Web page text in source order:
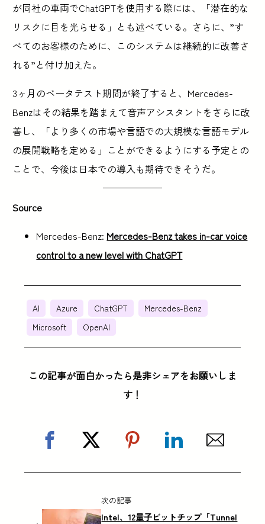
が同社の車両でChatGPTを使用する際には、「潜在的な
リスクに目を光らせる」とも述べている。さらに、”す
べてのお客様のために、このシステムは継続的に改善さ
れる”と付け加えた。
3ヶ月のベータテスト期間が終了すると、Mercedes-
Benzはその結果を踏まえて音声アシスタントをさらに改
善し、「より多くの市場や言語での大規模な言語モデル
の展開戦略を定める」ことができるようにする予定との
ことで、今後は日本での導入も期待できそうだ。
Source
Mercedes-Benz: Mercedes-Benz takes in-car voice
control to a new level with ChatGPT
AI Azure ChatGPT
Mercedes-Benz
Microsoft
OpenAI
この記事が面白かったら是非シェアをお願いしま
す！
次の記事
Intel、12量子ビットチップ「Tunnel